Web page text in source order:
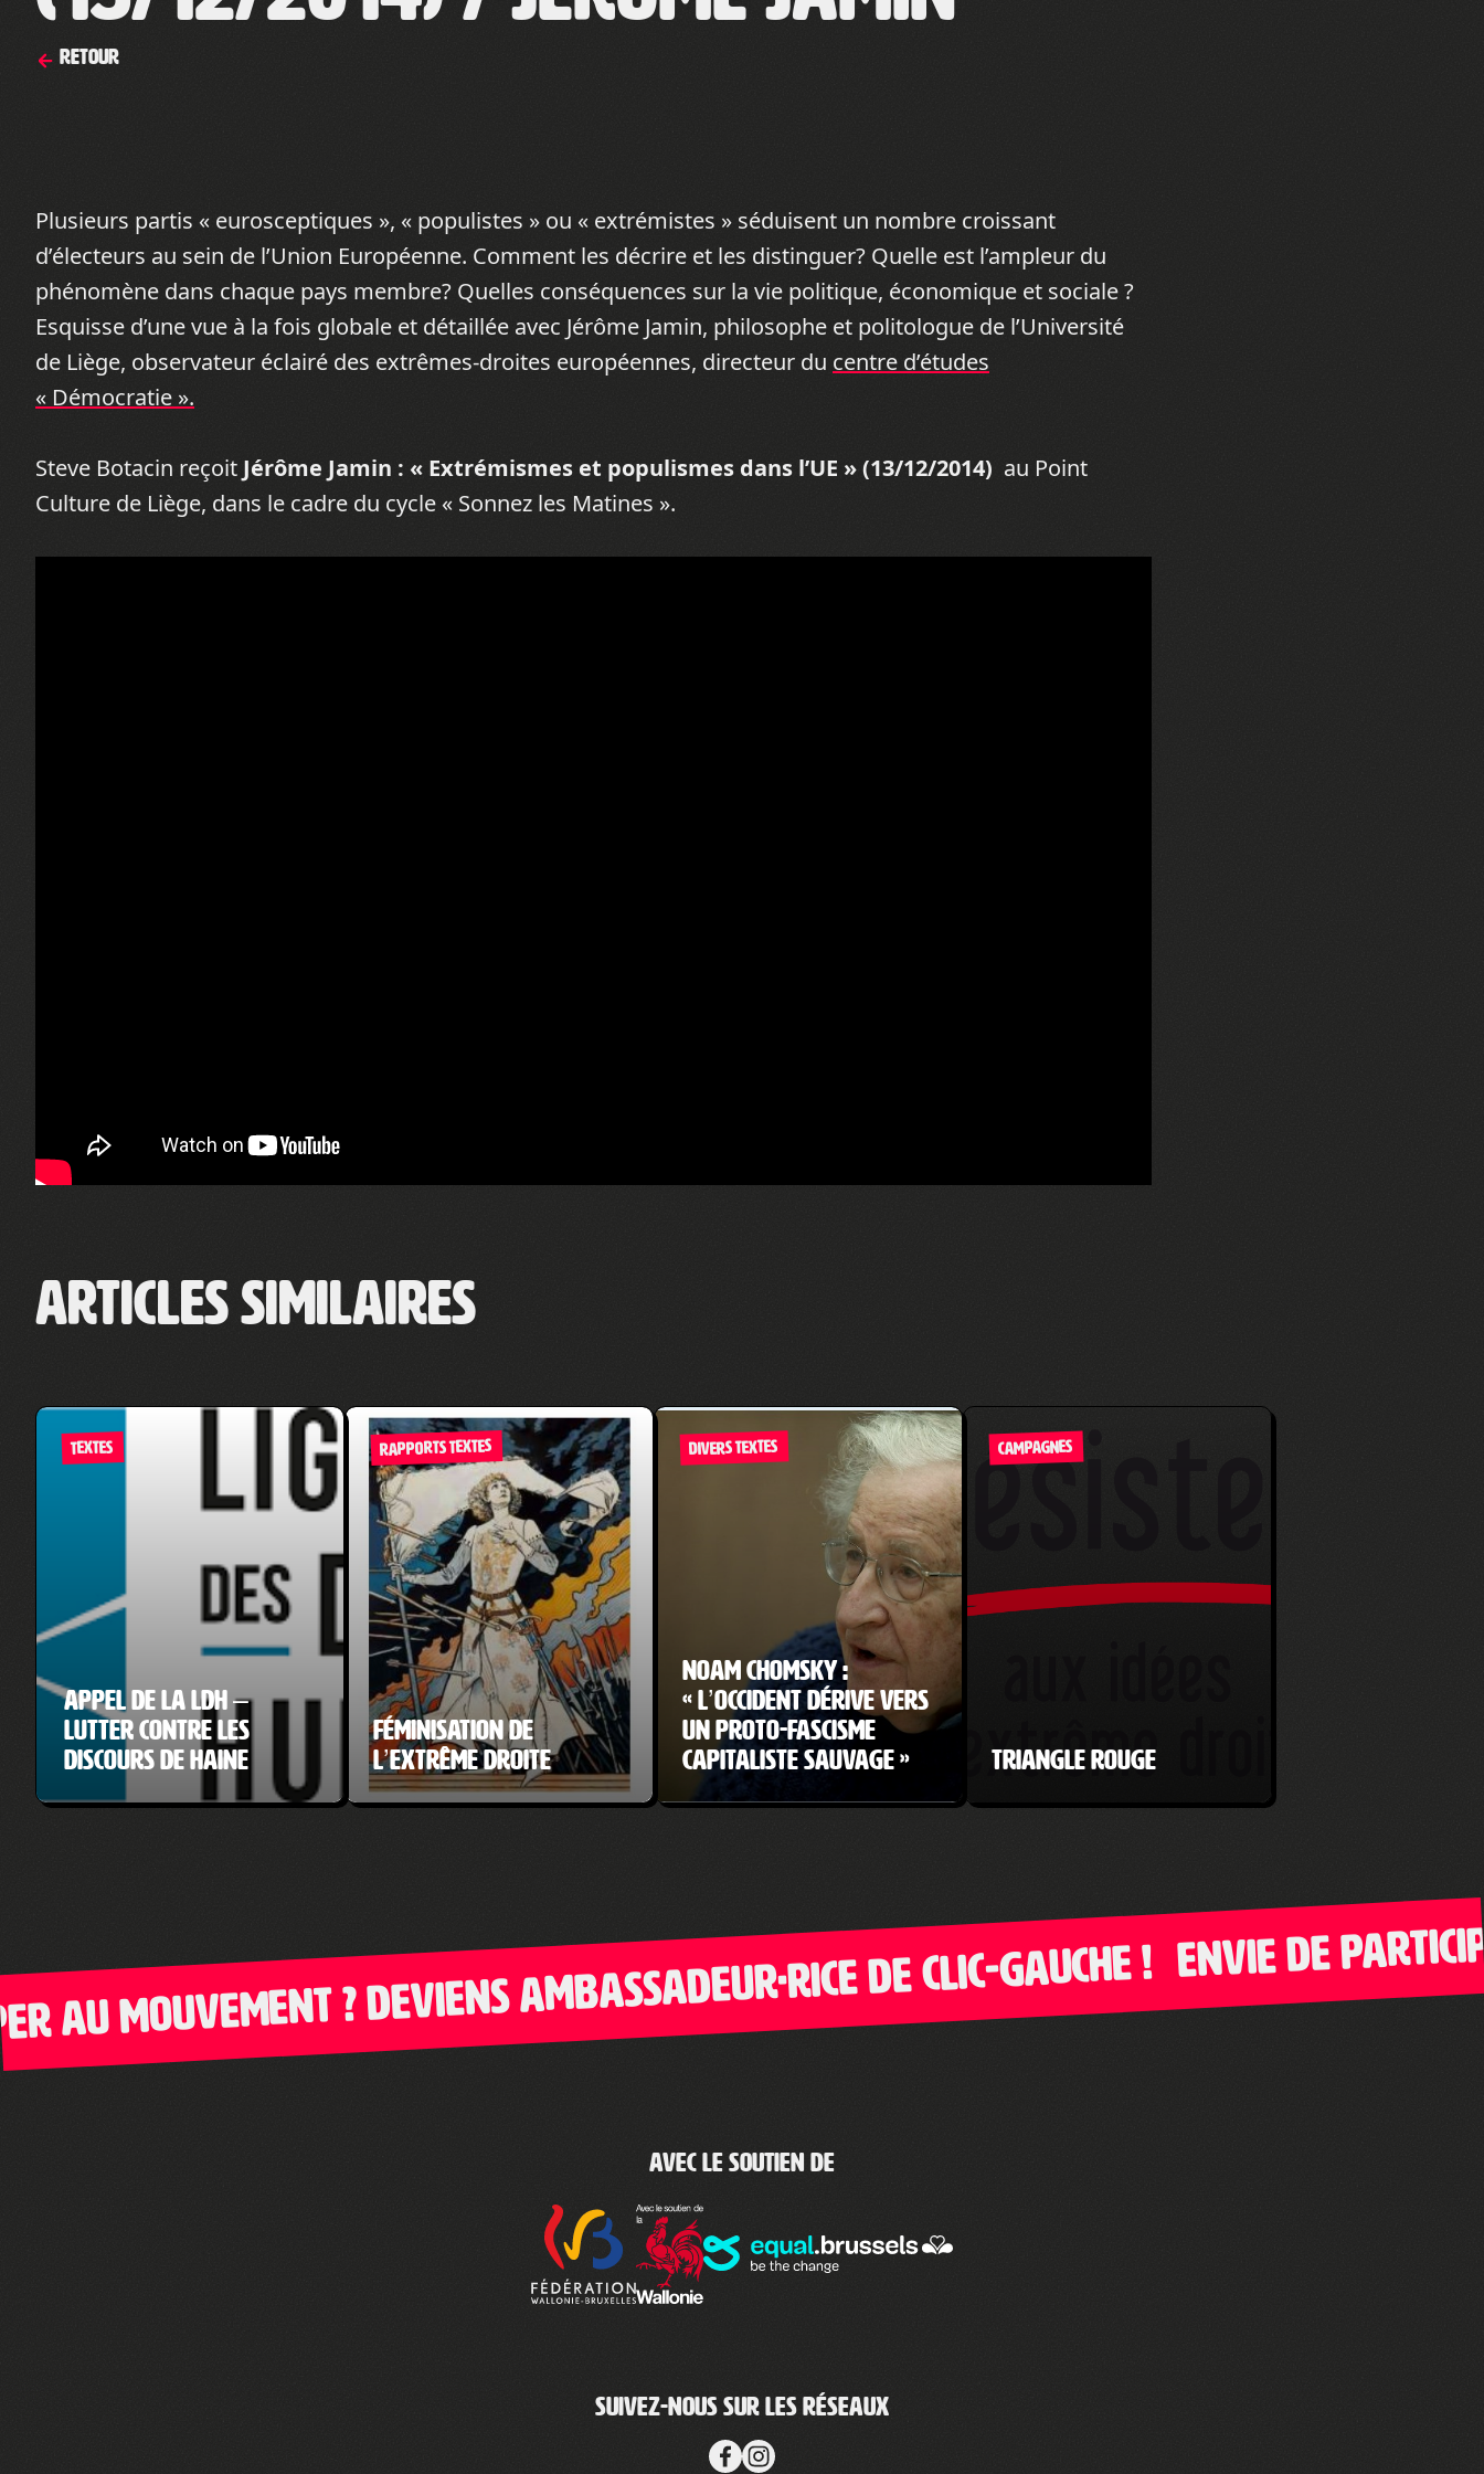
Retour
Plusieurs partis « eurosceptiques », « populistes » ou « extrémistes » séduisent un nombre croissant
d’électeurs au sein de l’Union Européenne. Comment les décrire et les distinguer? Quelle est l’ampleur du
phénomène dans chaque pays membre? Quelles conséquences sur la vie politique, économique et sociale ?
Esquisse d’une vue à la fois globale et détaillée avec Jérôme Jamin, philosophe et politologue de l’Université
de Liège, observateur éclairé des extrêmes-droites européennes, directeur du centre d’études
« Démocratie ».
Steve Botacin reçoit Jérôme Jamin : « Extrémismes et populismes dans l’UE » (13/12/2014) au Point
Culture de Liège, dans le cadre du cycle « Sonnez les Matines ».
Articles similaires
TEXTES
Appel de la LDH –
Lutter contre les
discours de haine
RAPPORTS TEXTES
Féminisation de
l’extrême droite
DIVERS TEXTES
Noam Chomsky :
« L’Occident dérive vers
un proto-fascisme
capitaliste sauvage »
CAMPAGNES
Triangle Rouge
? Deviens ambassadeur·rice de Clic-Gauche !
Envie de participer
Avec le soutien de
Suivez-nous sur les réseaux